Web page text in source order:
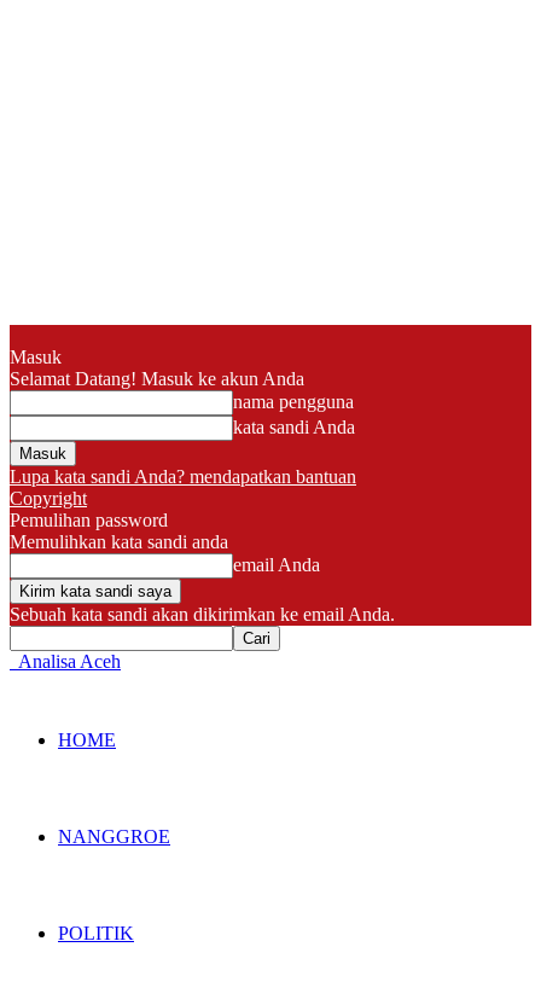
Masuk
Selamat Datang! Masuk ke akun Anda
nama pengguna
kata sandi Anda
Lupa kata sandi Anda? mendapatkan bantuan
Copyright
Pemulihan password
Memulihkan kata sandi anda
email Anda
Sebuah kata sandi akan dikirimkan ke email Anda.
Analisa Aceh
HOME
NANGGROE
POLITIK